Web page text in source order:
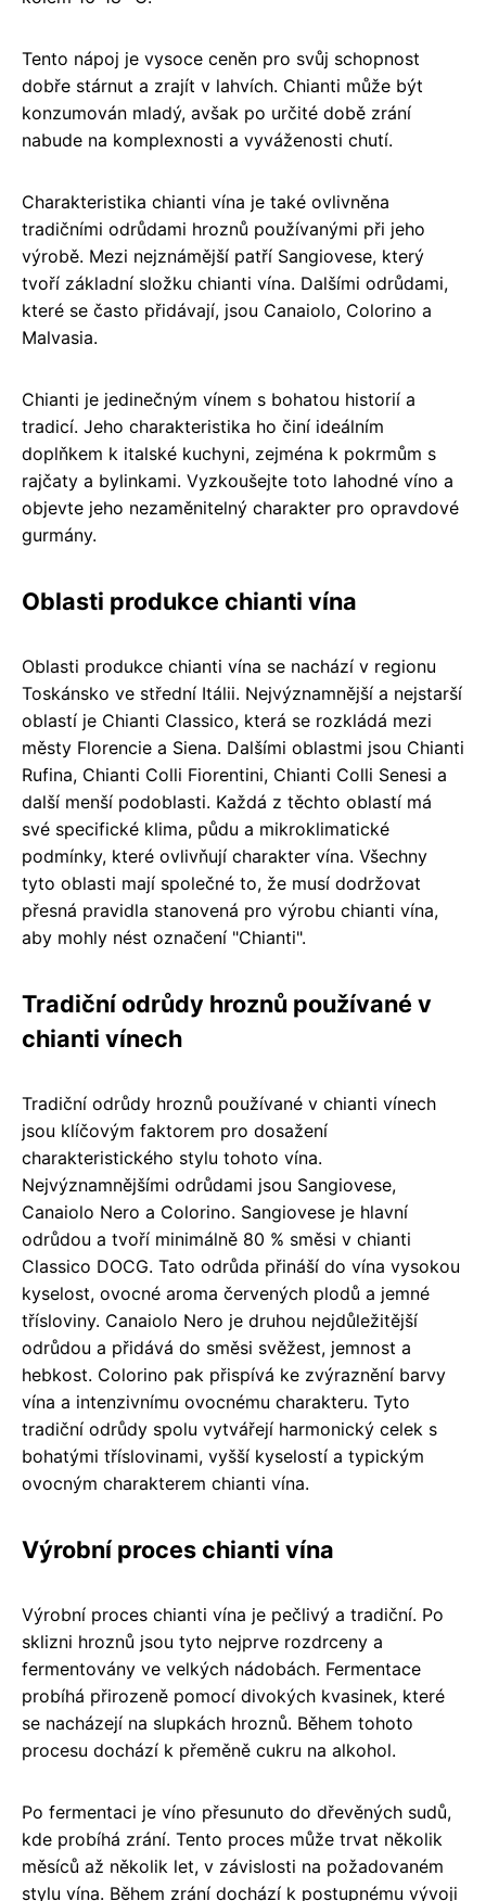
Tento nápoj je vysoce ceněn pro svůj schopnost
dobře stárnut a zrajít v lahvích. Chianti může být
konzumován mladý, avšak po určité době zrání
nabude na komplexnosti a vyváženosti chutí.
Charakteristika chianti vína je také ovlivněna
tradičními odrůdami hroznů používanými při jeho
výrobě. Mezi nejznámější patří Sangiovese, který
tvoří základní složku chianti vína. Dalšími odrůdami,
které se často přidávají, jsou Canaiolo, Colorino a
Malvasia.
Chianti je jedinečným vínem s bohatou historií a
tradicí. Jeho charakteristika ho činí ideálním
doplňkem k italské kuchyni, zejména k pokrmům s
rajčaty a bylinkami. Vyzkoušejte toto lahodné víno a
objevte jeho nezaměnitelný charakter pro opravdové
gurmány.
Oblasti produkce chianti vína
Oblasti produkce chianti vína se nachází v regionu
Toskánsko ve střední Itálii. Nejvýznamnější a nejstarší
oblastí je Chianti Classico, která se rozkládá mezi
městy Florencie a Siena. Dalšími oblastmi jsou Chianti
Rufina, Chianti Colli Fiorentini, Chianti Colli Senesi a
další menší podoblasti. Každá z těchto oblastí má
své specifické klima, půdu a mikroklimatické
podmínky, které ovlivňují charakter vína. Všechny
tyto oblasti mají společné to, že musí dodržovat
přesná pravidla stanovená pro výrobu chianti vína,
aby mohly nést označení "Chianti".
Tradiční odrůdy hroznů používané v
chianti vínech
Tradiční odrůdy hroznů používané v chianti vínech
jsou klíčovým faktorem pro dosažení
charakteristického stylu tohoto vína.
Nejvýznamnějšími odrůdami jsou Sangiovese,
Canaiolo Nero a Colorino. Sangiovese je hlavní
odrůdou a tvoří minimálně 80 % směsi v chianti
Classico DOCG. Tato odrůda přináší do vína vysokou
kyselost, ovocné aroma červených plodů a jemné
třísloviny. Canaiolo Nero je druhou nejdůležitější
odrůdou a přidává do směsi svěžest, jemnost a
hebkost. Colorino pak přispívá ke zvýraznění barvy
vína a intenzivnímu ovocnému charakteru. Tyto
tradiční odrůdy spolu vytvářejí harmonický celek s
bohatými tříslovinami, vyšší kyselostí a typickým
ovocným charakterem chianti vína.
Výrobní proces chianti vína
Výrobní proces chianti vína je pečlivý a tradiční. Po
sklizni hroznů jsou tyto nejprve rozdrceny a
fermentovány ve velkých nádobách. Fermentace
probíhá přirozeně pomocí divokých kvasinek, které
se nacházejí na slupkách hroznů. Během tohoto
procesu dochází k přeměně cukru na alkohol.
Po fermentaci je víno přesunuto do dřevěných sudů,
kde probíhá zrání. Tento proces může trvat několik
měsíců až několik let, v závislosti na požadovaném
stylu vína. Během zrání dochází k postupnému vývoji